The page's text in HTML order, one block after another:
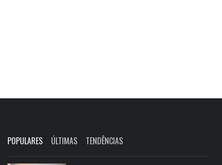
POPULARES ÚLTIMAS TENDÊNCIAS